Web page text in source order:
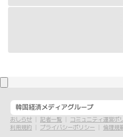
韓国経済メディアグループ
おしらせ 記者一覧
コミュニティ運営ポ
利用規約
プライバシーポリシー 倫理規